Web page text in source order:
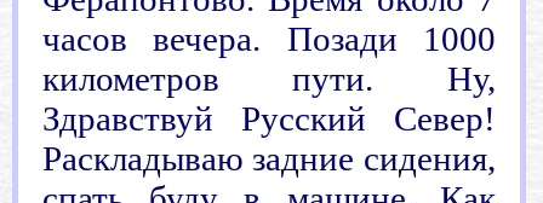
часов вечера. Позади 1000
километров пути. Ну,
Здравствуй Русский Север!
Раскладываю задние сидения,